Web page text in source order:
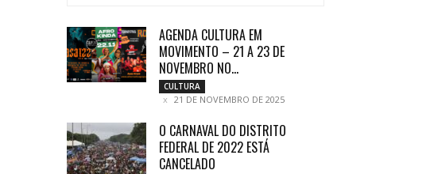
AGENDA CULTURA EM
MOVIMENTO – 21 A 23 DE
NOVEMBRO NO...
CULTURA
21 DE NOVEMBRO DE 2025
O CARNAVAL DO DISTRITO
FEDERAL DE 2022 ESTÁ
CANCELADO